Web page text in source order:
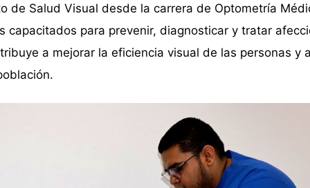
de Salud Visual desde la carrera de Optometría
capacitados para prevenir, diagnosticar y tratar
a mejorar la eficiencia visual de las personas y